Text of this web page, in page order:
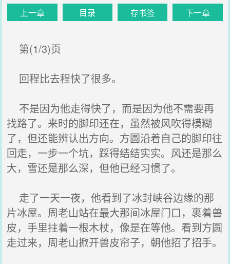
上一章 目录 存书签 下一章
第(1/3)页
回程比去程快了很多。
不是因为他走得快了，而是因为他不需要再
找路了。来时的脚印还在，虽然被风吹得模糊
了，但还能辨认出方向。方圆沿着自己的脚印往
回走，一步一个坑，踩得结结实实。风还是那么
大，雪还是那么深，但他已经习惯了。
走了一天一夜，他看到了冰封峡谷边缘的那
片冰屋。周老山站在最大那间冰屋门口，裹着兽
皮，手里拄着一根木杖，像是在等他。看到方圆
走过来，周老山掀开兽皮帘子，朝他招了招手。